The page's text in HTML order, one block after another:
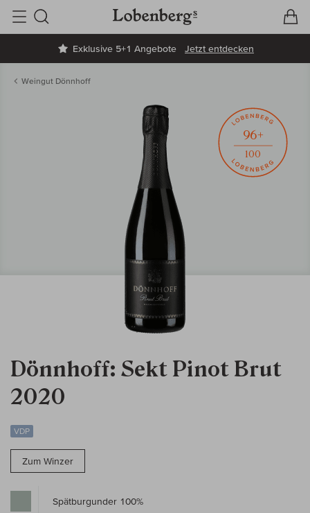
Exklusive 5+1 Angebote Jetzt entdecken
Suche
Weingut Dönnhoff
Dönnhoff: Sekt Pinot Brut
2020
VDP
Zum Winzer
96+
100
Spätburgunder 100%